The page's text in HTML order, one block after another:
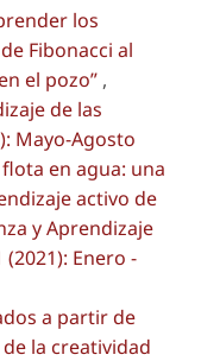
los
Fibonacci al
el pozo” ,
de las
Mayo-Agosto
en agua: una
activo de
y Aprendizaje
(2021): Enero -
a partir de
la creatividad